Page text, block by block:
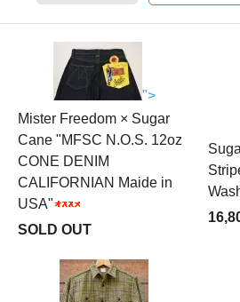
">
Mister Freedom × Sugar
Cane "MFSC N.O.S. 12oz
CONE DENIM
CALIFORNIAN Maide in
USA"
SOLD OUT